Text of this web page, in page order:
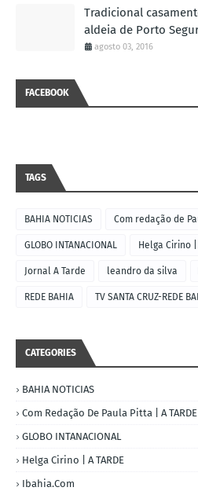
Tradicional
aldeia de Porto
agosto 03, 2016
FACEBOOK
TAGS
BAHIA NOTICIAS Com redação de
GLOBO INTANACIONAL Helga Cirino |
Jornal A Tarde leandro da silva
REDE BAHIA TV SANTA CRUZ-REDE
CATEGORIES
BAHIA NOTICIAS
Com Redação De Paula Pitta | A
GLOBO INTANACIONAL
Helga Cirino | A TARDE
Ibahia.com